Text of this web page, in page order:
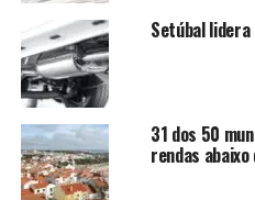
Setúbal
31 dos 50
rendas